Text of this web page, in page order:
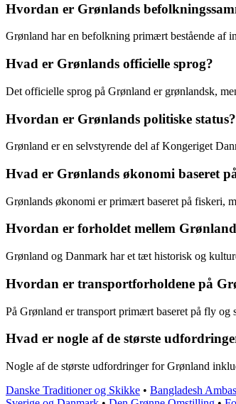
Hvordan er Grønlands
Grønland har en befolkning primært bestående af
Hvad er Grønlands officielle sprog?
Det officielle sprog på Grønland er grønlandsk,
Hvordan er Grønlands politiske status?
Grønland er en selvstyrende del af Kongeriget
Hvad er Grønlands økonomi baseret
Grønlands økonomi er primært baseret på fiskeri,
Hvordan er forholdet mellem
Grønland og Danmark har et tæt historisk og
Hvordan er transportforholdene på
På Grønland er transport primært baseret på fly og
Hvad er nogle af de største
Nogle af de største udfordringer for Grønland
Danske Traditioner og Skikke • Bangladesh